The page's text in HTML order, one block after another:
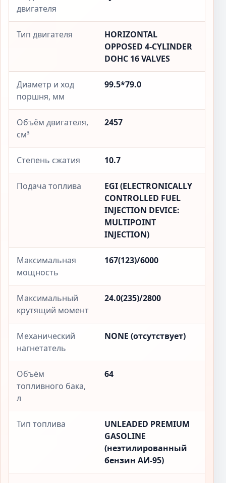
двигателя
Тип двигателя
HORIZONTAL
OPPOSED 4-CYLINDER
DOHC 16 VALVES
Диаметр и ход
поршня, мм
99.5*79.0
Объём двигателя,
см³
2457
Степень сжатия 10.7
Подача топлива
EGI (ELECTRONICALLY
CONTROLLED FUEL
INJECTION DEVICE:
MULTIPOINT
INJECTION)
Максимальная
мощность
167(123)/6000
Максимальный
крутящий момент
24.0(235)/2800
Механический
нагнетатель
NONE (отсутствует)
Объём
топливного бака,
л
64
Тип топлива
UNLEADED PREMIUM
GASOLINE
(неэтилированный
бензин АИ-95)